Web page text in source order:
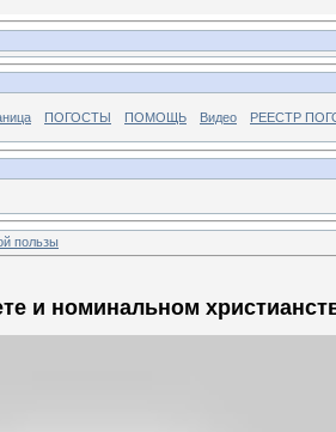
ПОГОСТЫ ПОМОЩЬ Видео РЕЕСТР
пользы
и номинальном